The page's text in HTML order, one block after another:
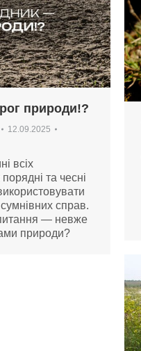
природи!?
12.09.2025
всіх
та чесні
використовувати
справ.
— невже
природи?